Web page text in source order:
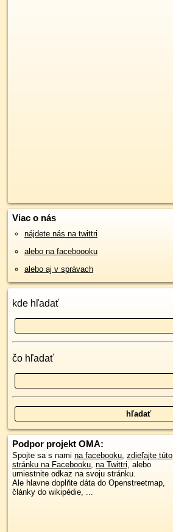
Viac o nás
nájdete nás na twittri
alebo na faceboooku
alebo aj v správach
kde hľadať
čo hľadať
Podpor projekt OMA:
Spojte sa s nami na facebooku, zdieľajte túto
stránku na Facebooku, na Twittri, alebo
umiestnite odkaz na svoju stránku.
Ale hlavne doplňte dáta do Openstreetmap,
články do wikipédie, ...